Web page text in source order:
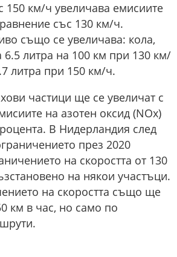
км/ч увеличава емисиите
със 130 км/ч.
също се увеличава: кола,
6.5 литра на 100 км при 130 км/
литра при 150 км/ч.
частици ще се увеличат с
на азотен оксид (NOx)
В Нидерландия след
през 2020
на скоростта от 130
на някои участъци.
на скоростта също ще
км в час, но само по